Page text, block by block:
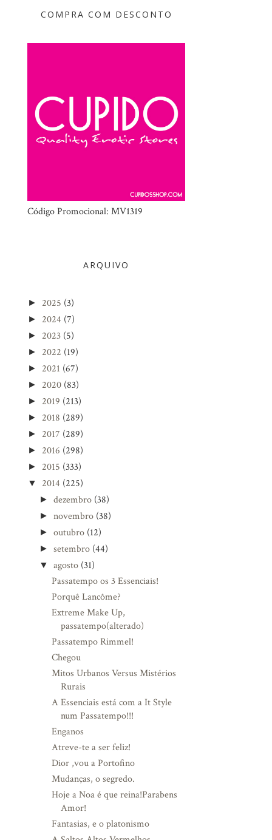
COMPRA COM DESCONTO
Código Promocional: MV1319
ARQUIVO
► 2025 (3)
► 2024 (7)
► 2023 (5)
► 2022 (19)
► 2021 (67)
► 2020 (83)
► 2019 (213)
► 2018 (289)
► 2017 (289)
► 2016 (298)
► 2015 (333)
▼ 2014 (225)
►dezembro (38)
►novembro (38)
►outubro (12)
►setembro (44)
▼agosto (31)
Passatempo os 3 Essenciais!
Porquê Lancôme?
Extreme Make Up,
passatempo(alterado)
Passatempo Rimmel!
Chegou
Mitos Urbanos Versus Mistérios
Rurais
A Essenciais está com a It Style
num Passatempo!!!
Enganos
Atreve-te a ser feliz!
Dior ,vou a Portofino
Mudanças, o segredo.
Hoje a Noa é que reina!Parabens
Amor!
Fantasias, e o platonismo